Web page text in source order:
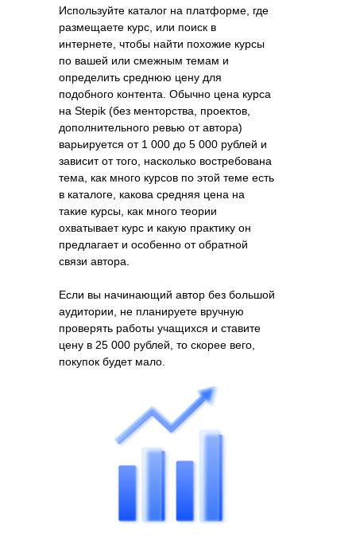
Используйте каталог на платформе, где
размещаете курс, или поиск в
интернете, чтобы найти похожие курсы
по вашей или смежным темам и
определить среднюю цену для
подобного контента. Обычно цена курса
на Stepik (без менторства, проектов,
дополнительного ревью от автора)
варьируется от 1 000 до 5 000 рублей и
зависит от того, насколько востребована
тема, как много курсов по этой теме есть
в каталоге, какова средняя цена на
такие курсы, как много теории
охватывает курс и какую практику он
предлагает и особенно от обратной
связи автора.
Если вы начинающий автор без большой
аудитории, не планируете вручную
проверять работы учащихся и ставите
цену в 25 000 рублей, то скорее вего,
покупок будет мало.